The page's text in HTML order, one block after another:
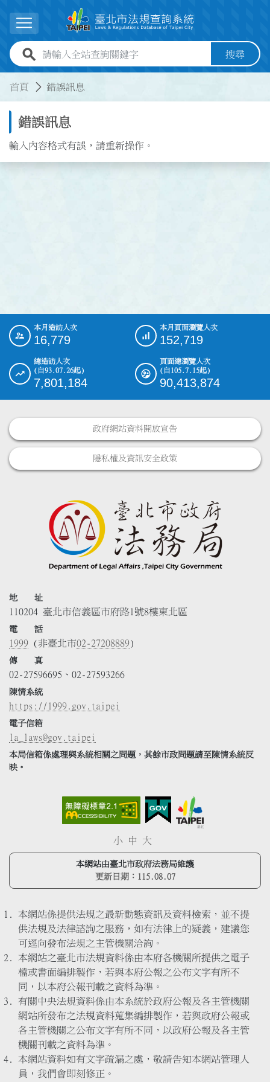
展開選單
全站查詢關鍵字欄位 搜尋
首頁 錯誤訊息
錯誤訊息
輸入內容格式有誤，請重新操作。
::: 本月造訪人次
16,779
本月頁面瀏覽人次
152,719
總造訪人次
(自93.07.26起)
7,801,184
頁面總瀏覽人次
(自105.7.15起)
90,413,874
政府網站資料開放宣告
隱私權及資訊安全政策
地 址
110204 臺北市信義區市府路1號8樓東北區
電 話
1999 (非臺北市02-27208889)
傳 真
02-27596695、02-27593266
陳情系統
https://1999.gov.taipei
電子信箱
la_laws@gov.taipei
本局信箱係處理與系統相關之問題，其餘市政問題請至陳情系統反
映。
小 中 大
本網站由臺北市政府法務局維護
更新日期： 115.08.07
本網站係提供法規之最新動態資訊及資料檢索，並不提
供法規及法律諮詢之服務，如有法律上的疑義，建議您
可逕向發布法規之主管機關洽詢。
本網站之臺北市法規資料係由本府各機關所提供之電子
檔或書面編排製作，若與本府公報之公布文字有所不
同，以本府公報刊載之資料為準。
有關中央法規資料係由本系統於政府公報及各主管機關
網站所發布之法規資料蒐集編排製作，若與政府公報或
各主管機關之公布文字有所不同，以政府公報及各主管
機關刊載之資料為準。
本網站資料如有文字疏漏之處，敬請告知本網站管理人
員，我們會即刻修正。